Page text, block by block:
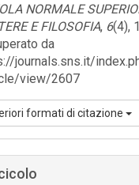
NORMALE
E FILOSOFIA, 6(4),
da
journals.sns.it/
view/2607
formati di citazione